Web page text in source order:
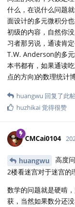
什么，在说什么问题
面设计的多元微积分
初级的内容，自然你
习者那另说，通读肯
T.W. Anderson的多
本书都有，如果通读
点的方向)的数理统计
huangwu 回复了此
huzhikai觉得很赞
CMCai0104
huangwu
高度
2楼看迷宫对于迷宫的
数学的问题就是硬啃
获，当然如果数分还